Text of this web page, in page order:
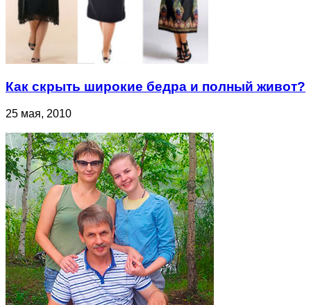
Как скрыть широкие бедра и полный живот?
25 мая, 2010